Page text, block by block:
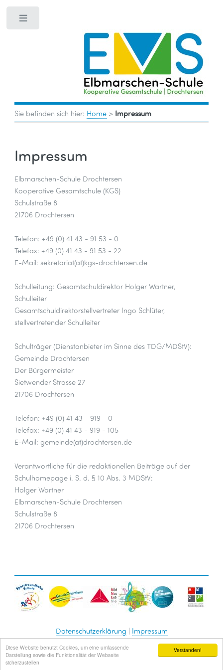
Verstanden!
Diese Website benutzt Cookies, um eine umfassende
Darstellung sowie die Funktionalität der Webseite
sicherzustellen
Sie befinden sich hier: Home > Impressum
Impressum
Elbmarschen-Schule Drochtersen
Kooperative Gesamtschule (KGS)
Schulstraße 8
21706 Drochtersen
Telefon: +49 (0) 41 43 - 91 53 - 0
Telefax: +49 (0) 41 43 - 91 53 - 22
E-Mail: sekretariat(at)kgs-drochtersen.de
Schulleitung: Gesamtschuldirektor Holger Wartner,
Schulleiter
Gesamtschuldirektorstellvertreter Ingo Schlüter,
stellvertretender Schulleiter
Schulträger (Dienstanbieter im Sinne des TDG/MDStV):
Gemeinde Drochtersen
Der Bürgermeister
Sietwender Strasse 27
21706 Drochtersen
Telefon: +49 (0) 41 43 - 919 - 0
Telefax: +49 (0) 41 43 - 919 - 105
E-Mail: gemeinde(at)drochtersen.de
Verantwortliche für die redaktionellen Beiträge auf der
Schulhomepage i. S. d. § 10 Abs. 3 MDStV:
Holger Wartner
Elbmarschen-Schule Drochtersen
Schulstraße 8
21706 Drochtersen
Datenschutzerklärung | Impressum
© 2026 Elbmarschen-Schule Drochtersen